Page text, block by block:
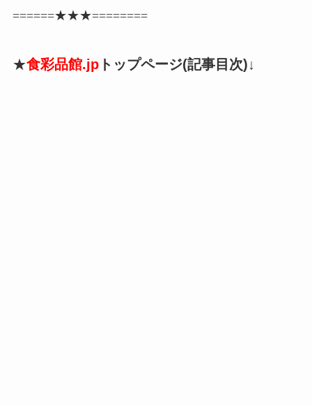
======★★★========
★食彩品館.jpトップページ(記事目次)↓